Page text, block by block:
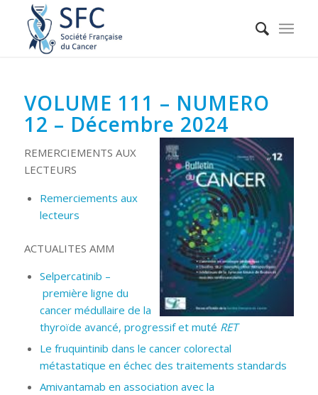
VOLUME 111 – NUMERO
12 – Décembre 2024
REMERCIEMENTS AUX
LECTEURS
Remerciements aux
lecteurs
ACTUALITES AMM
Selpercatinib –
première ligne du
cancer médullaire de la
thyroïde avancé, progressif et muté RET
Le fruquintinib dans le cancer colorectal
métastatique en échec des traitements standards
Amivantamab en association avec la